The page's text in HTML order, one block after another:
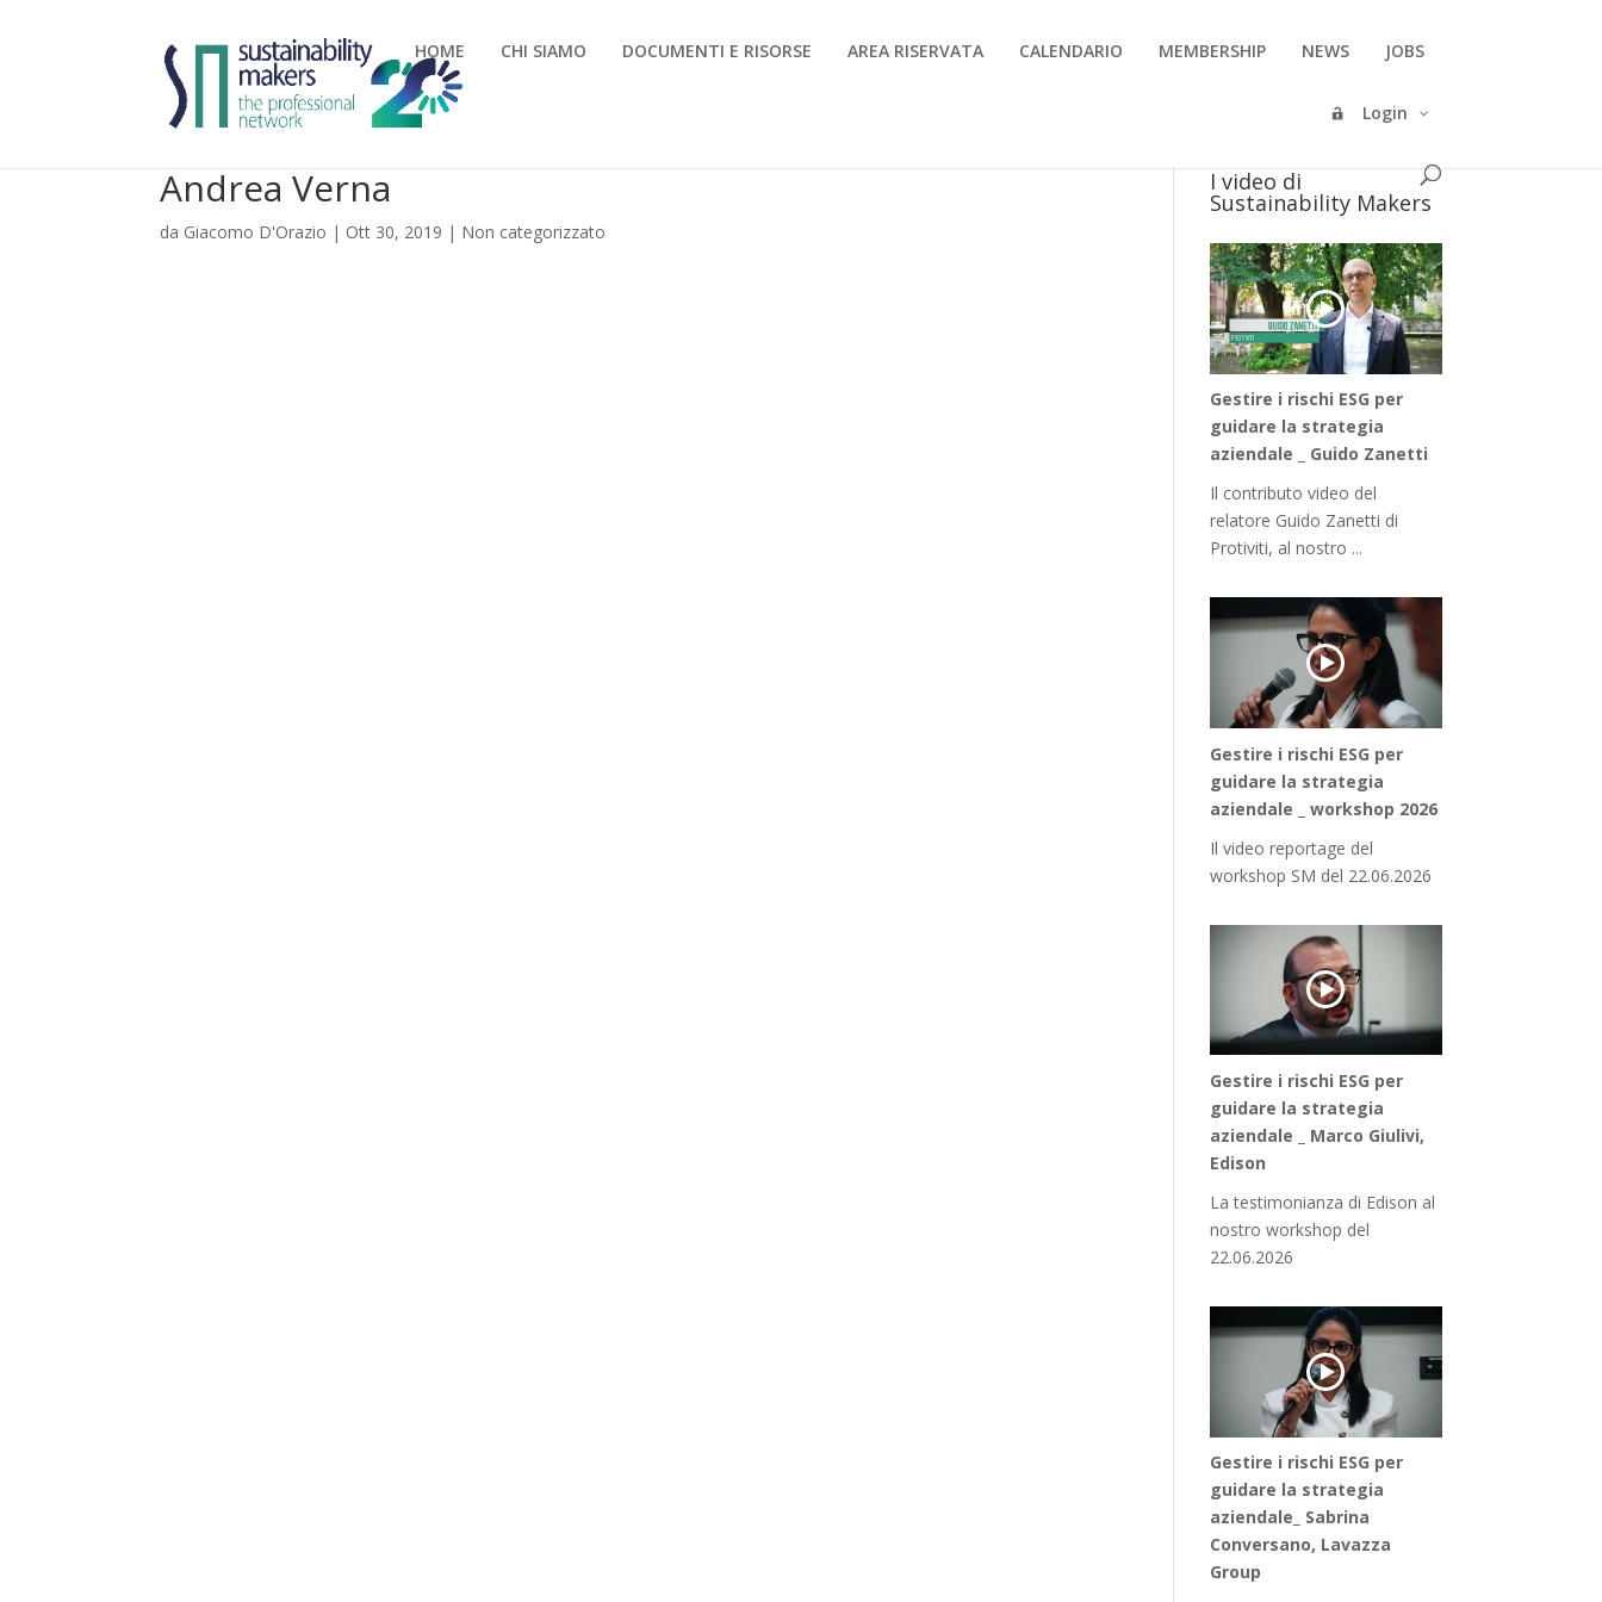
HOME CHI SIAMO DOCUMENTI E RISORSE AREA RISERVATA CALENDARIO MEMBERSHIP NEWS JOBS
Login
Andrea Verna
da Giacomo D'Orazio | Ott 30, 2019 | Non categorizzato
I video di
Sustainability Makers
Gestire i rischi ESG per
guidare la strategia
aziendale _ Guido Zanetti
Il contributo video del
relatore Guido Zanetti di
Protiviti, al nostro ...
Gestire i rischi ESG per
guidare la strategia
aziendale _ workshop 2026
Il video reportage del
workshop SM del 22.06.2026
Gestire i rischi ESG per
guidare la strategia
aziendale _ Marco Giulivi,
Edison
La testimonianza di Edison al
nostro workshop del
22.06.2026
Gestire i rischi ESG per
guidare la strategia
aziendale_ Sabrina
Conversano, Lavazza
Group